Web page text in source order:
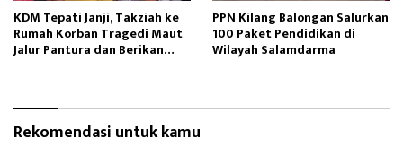
KDM Tepati Janji, Takziah ke
Rumah Korban Tragedi Maut
Jalur Pantura dan Berikan
PPN Kilang Balongan Salurkan
100 Paket Pendidikan di
Wilayah Salamdarma
Rekomendasi untuk kamu